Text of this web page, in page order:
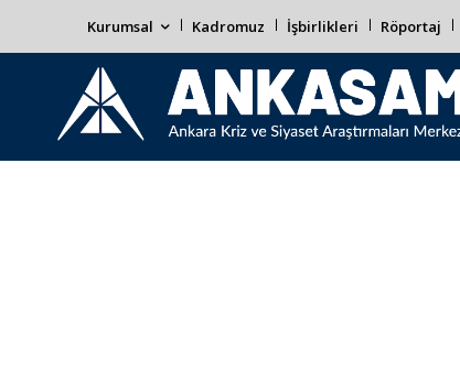
Kurumsal Kadromuz İşbirlikleri Röportaj